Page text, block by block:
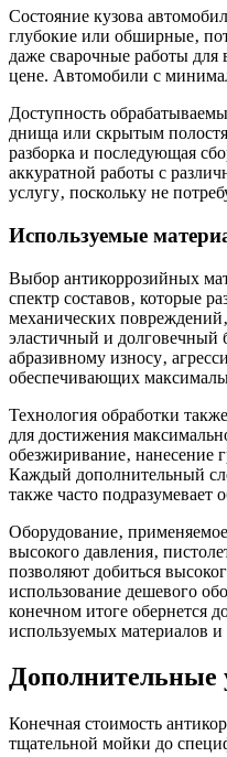
Состояние кузова
глубокие или обширные‚
даже сварочные работы для
цене. Автомобили с
Доступность
днища или скрытым
разборка и последующая
аккуратной работы с
услугу‚ поскольку не
Используемые
Выбор антикоррозийных
спектр составов‚ которые
механических
эластичный и долговечный
абразивному износу‚
обеспечивающих
Технология обработки
для достижения
обезжиривание‚ нанесение
Каждый дополнительный
также часто подразумевает
Оборудование‚
высокого давления‚
позволяют добиться
использование дешевого
конечном итоге обернется
используемых материалов
Дополнительные
Конечная стоимость
тщательной мойки до